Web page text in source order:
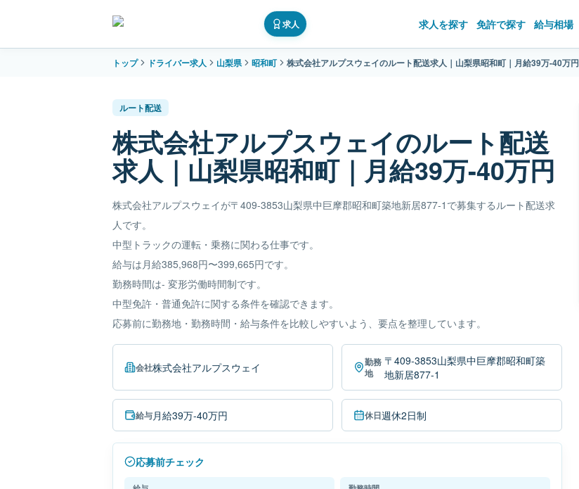
求人 求人を探す 免許で探す 給与相場
トップ ドライバー求人 山梨県 昭和町 株式会社アルプスウェイのルート配送求人｜山梨県昭和町｜月給39万-40万円
ルート配送
株式会社アルプスウェイのルート配送
求人｜山梨県昭和町｜月給39万-40万円
株式会社アルプスウェイが〒409-3853山梨県中巨摩郡昭和町築地新居877-1で募集するルート配送求
人です。
中型トラックの運転・乗務に関わる仕事です。
給与は月給385,968円〜399,665円です。
勤務時間は- 変形労働時間制です。
中型免許・普通免許に関する条件を確認できます。
応募前に勤務地・勤務時間・給与条件を比較しやすいよう、要点を整理しています。
会社株式会社アルプスウェイ
勤務
地
〒409-3853山梨県中巨摩郡昭和町築
地新居877-1
給与月給39万-40万円 休日週休2日制
応募前チェック